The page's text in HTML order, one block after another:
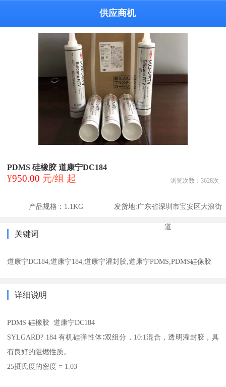
供应商机
PDMS 硅橡胶 道康宁DC184
¥950.00 元/组 起 浏览次数： 3628次
产品规格： 1.1KG 发货地:广东省深圳市宝安区大浪街
道
关键词
道康宁DC184,道康宁184,道康宁灌封胶,道康宁PDMS,PDMS硅像胶
详细说明
PDMS 硅橡胶 道康宁DC184
SYLGARD? 184 有机硅弹性体∶双组分，10:1混合，透明灌封胶，具
有良好的阻燃性质。
25摄氏度的密度 = 1.03